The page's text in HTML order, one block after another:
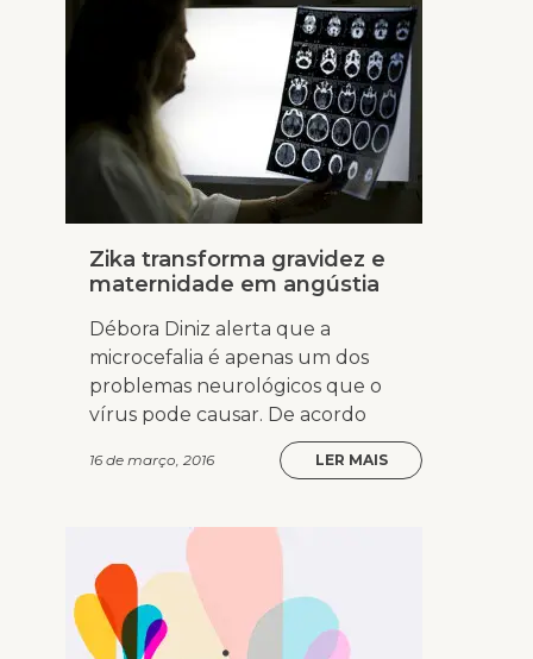
Zika transforma gravidez e
maternidade em angústia
Débora Diniz alerta que a
microcefalia é apenas um dos
problemas neurológicos que o
vírus pode causar. De acordo
16 de março, 2016 LER MAIS